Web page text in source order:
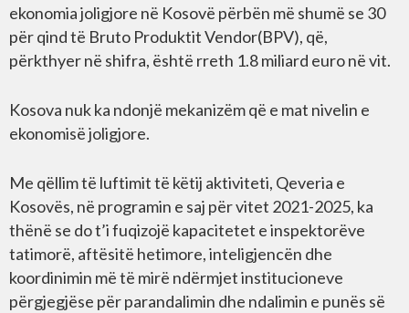
ekonomia joligjore në Kosovë përbën më shumë se 30
për qind të Bruto Produktit Vendor(BPV), që,
përkthyer në shifra, është rreth 1.8 miliard euro në vit.
Kosova nuk ka ndonjë mekanizëm që e mat nivelin e
ekonomisë joligjore.
Me qëllim të luftimit të këtij aktiviteti, Qeveria e
Kosovës, në programin e saj për vitet 2021-2025, ka
thënë se do t’i fuqizojë kapacitetet e inspektorëve
tatimorë, aftësitë hetimore, inteligjencën dhe
koordinimin më të mirë ndërmjet institucioneve
përgjegjëse për parandalimin dhe ndalimin e punës së